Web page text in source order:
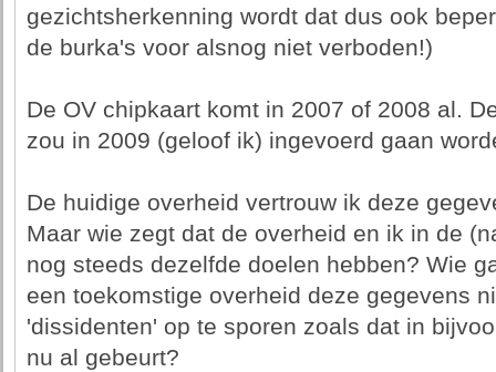
gezichtsherkenning wordt dat dus ook
de burka's voor alsnog niet verboden!)
De OV chipkaart komt in 2007 of 2008 al.
zou in 2009 (geloof ik) ingevoerd gaan
De huidige overheid vertrouw ik deze
Maar wie zegt dat de overheid en ik in de
nog steeds dezelfde doelen hebben? Wie
een toekomstige overheid deze gegevens
'dissidenten' op te sporen zoals dat in
nu al gebeurt?